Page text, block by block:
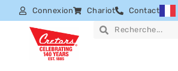
Connexion Chariot Contact